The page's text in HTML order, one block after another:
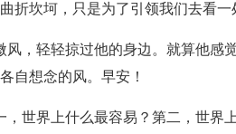
折坎坷，只是为了引领我们去看一
，轻轻掠过他的身边。就算他感
自想念的风。早安！
，世界上什么最容易？第二，世界